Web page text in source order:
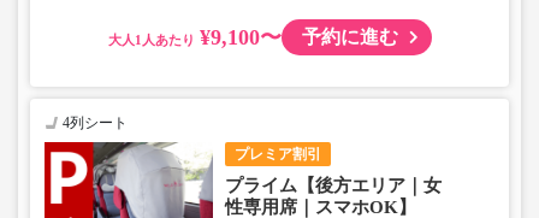
大人 ¥9,100〜 予約に進む
プレミア割引
4列シート
プライム【後方エリア｜女
性専用席｜スマホOK】